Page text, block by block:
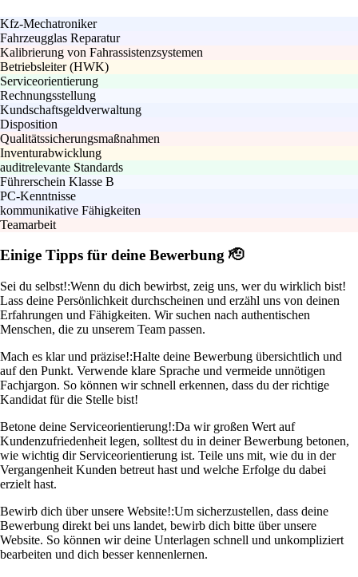
Kfz-Mechatroniker
Fahrzeugglas Reparatur
Kalibrierung von Fahrassistenzsystemen
Betriebsleiter (HWK)
Serviceorientierung
Rechnungsstellung
Kundschaftsgeldverwaltung
Disposition
Qualitätssicherungsmaßnahmen
Inventurabwicklung
auditrelevante Standards
Führerschein Klasse B
PC-Kenntnisse
kommunikative Fähigkeiten
Teamarbeit
Einige Tipps für deine Bewerbung 🫡
Sei du selbst!:Wenn du dich bewirbst, zeig uns, wer du wirklich bist!
Lass deine Persönlichkeit durchscheinen und erzähl uns von deinen
Erfahrungen und Fähigkeiten. Wir suchen nach authentischen
Menschen, die zu unserem Team passen.
Mach es klar und präzise!:Halte deine Bewerbung übersichtlich und
auf den Punkt. Verwende klare Sprache und vermeide unnötigen
Fachjargon. So können wir schnell erkennen, dass du der richtige
Kandidat für die Stelle bist!
Betone deine Serviceorientierung!:Da wir großen Wert auf
Kundenzufriedenheit legen, solltest du in deiner Bewerbung betonen,
wie wichtig dir Serviceorientierung ist. Teile uns mit, wie du in der
Vergangenheit Kunden betreut hast und welche Erfolge du dabei
erzielt hast.
Bewirb dich über unsere Website!:Um sicherzustellen, dass deine
Bewerbung direkt bei uns landet, bewirb dich bitte über unsere
Website. So können wir deine Unterlagen schnell und unkompliziert
bearbeiten und dich besser kennenlernen.